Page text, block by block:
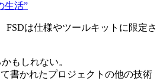
生活”
FSDは仕様やツールキットに限定さ
もしれない。
書かれたプロジェクトの他の技術